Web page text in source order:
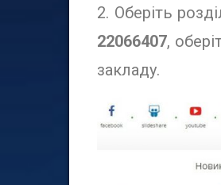
2. Оберіть
22066407,
закладу.